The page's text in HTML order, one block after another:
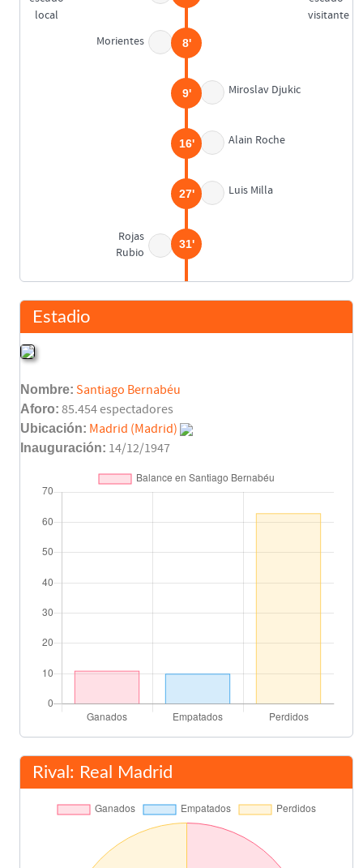
Morientes 8'
Miroslav Djukic
9'
Alain Roche
16'
Luis Milla
27'
Rojas
Rubio
31'
45'
Mijatovic
Morientes
56'
Jaime 68'
80'
Claudio López
85'
Estadio
Nombre: Santiago Bernabéu
Aforo: 85.454 espectadores
Ubicación: Madrid (Madrid)
Inauguración: 14/12/1947
Rival: Real Madrid